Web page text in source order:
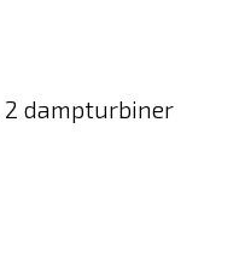
dampturbiner